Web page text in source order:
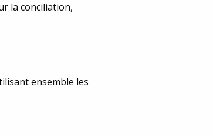
la conciliation,
ensemble les